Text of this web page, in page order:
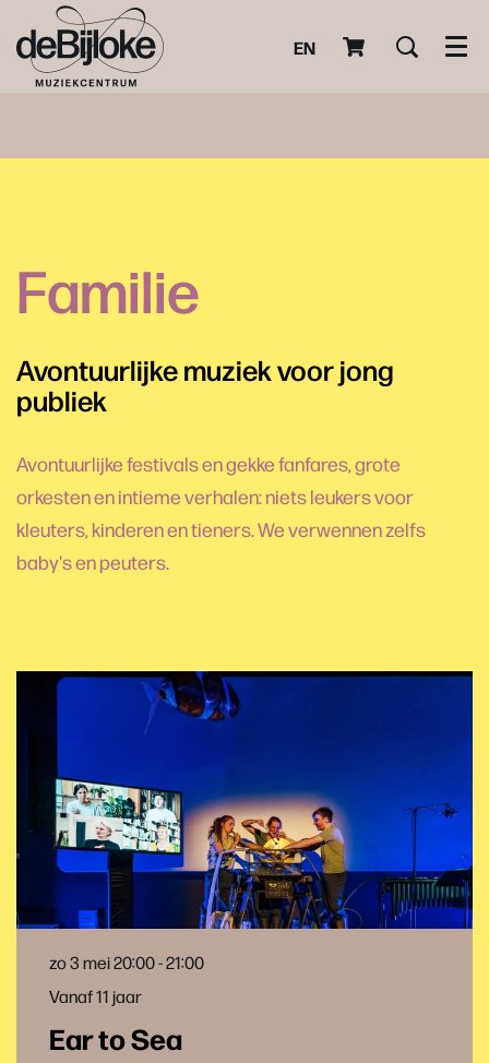
EN
Familie
Avontuurlijke muziek voor jong
publiek
Avontuurlijke festivals en gekke fanfares, grote
orkesten en intieme verhalen: niets leukers voor
kleuters, kinderen en tieners. We verwennen zelfs
baby's en peuters.
Ear to Sea
Vanaf 11 jaar
zo 3 mei20:00 - 21:00